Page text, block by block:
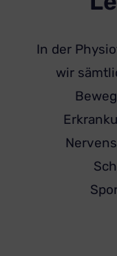
In der
wir